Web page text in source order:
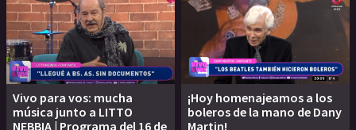
Vivo para vos: mucha
música junto a LITTO
NEBBIA | Programa del 16 de
¡Hoy homenajeamos a los
boleros de la mano de Dany
Martin!